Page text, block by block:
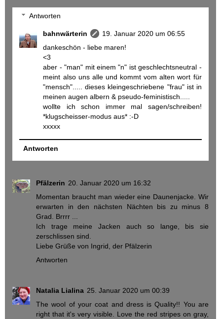
Antworten
bahnwärterin
19. Januar 2020 um 06:55
dankeschön - liebe maren!
<3
aber - "man" mit einem "n" ist geschlechtsneutral -
meint also uns alle und kommt vom alten wort für
"mensch"..... dieses kleingeschriebene "frau" ist in
meinen augen albern & pseudo-feministisch.....
wollte ich schon immer mal sagen/schreiben!
*klugscheisser-modus aus* :-D
xxxxx
Antworten
Pfälzerin 20. Januar 2020 um 16:32
Momentan braucht man wieder eine Daunenjacke. Wir
erwarten in den nächsten Nächten bis zu minus 8
Grad. Brrrr ...
Ich trage meine Jacken auch so lange, bis sie
zerschlissen sind.
Liebe Grüße von Ingrid, der Pfälzerin
Antworten
Natalia Lialina 25. Januar 2020 um 00:39
The wool of your coat and dress is Quality!! You are
right that it's very visible. Love the red stripes on gray,